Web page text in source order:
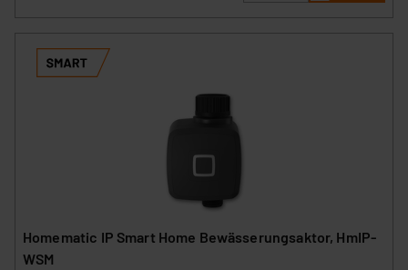
Homematic IP Smart Home Bewässerungsaktor, HmIP-
WSM